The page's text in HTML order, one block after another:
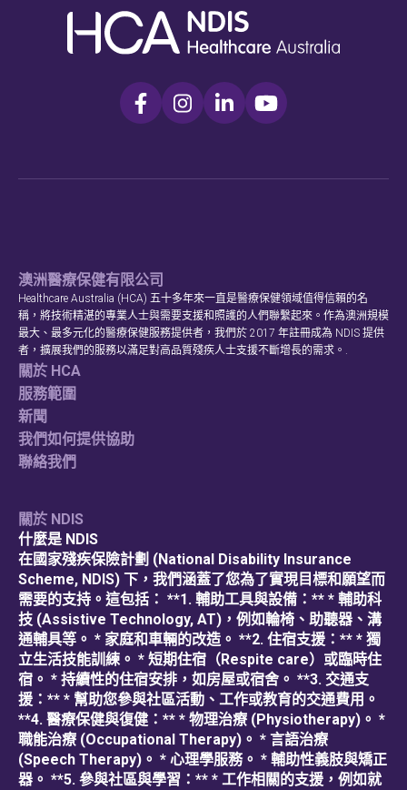
澳洲醫療保健有限公司
Healthcare Australia (HCA) 五十多年來一直是醫療保健領域值得信賴的名
稱，將技術精湛的專業人士與需要支援和照護的人們聯繫起來。作為澳洲規模
最大、最多元化的醫療保健服務提供者，我們於 2017 年註冊成為 NDIS 提供
者，擴展我們的服務以滿足對高品質殘疾人士支援不斷增長的需求。.
關於 HCA
服務範圍
新聞
我們如何提供協助
聯絡我們
關於 NDIS
什麼是 NDIS
在國家殘疾保險計劃 (National Disability Insurance
Scheme, NDIS) 下，我們涵蓋了您為了實現目標和願望而
需要的支持。這包括： **1. 輔助工具與設備：** * 輔助科
技 (Assistive Technology, AT)，例如輪椅、助聽器、溝
通輔具等。 * 家庭和車輛的改造。 **2. 住宿支援：** * 獨
立生活技能訓練。 * 短期住宿（Respite care）或臨時住
宿。 * 持續性的住宿安排，如房屋或宿舍。 **3. 交通支
援：** * 幫助您參與社區活動、工作或教育的交通費用。
**4. 醫療保健與復健：** * 物理治療 (Physiotherapy)。 *
職能治療 (Occupational Therapy)。 * 言語治療
(Speech Therapy)。 * 心理學服務。 * 輔助性義肢與矯正
器。 **5. 參與社區與學習：** * 工作相關的支援，例如就
檢查您的郵政編碼
以查看我們是否能為您的地區提供服
搜尋